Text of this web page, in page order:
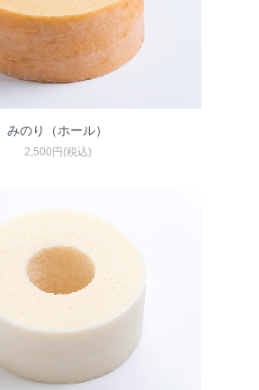
みのり（ホール）
2,500円(税込)